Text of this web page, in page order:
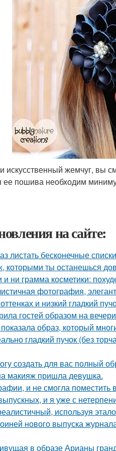
жемчуг, вы
ее пошива необходим
на сайте:
листать бесконечные
которыми ты останешься
и ни грамма косметики:
фотография,
и низкий гладкий
гостей образом на
образ, который
гладкий пучок (без
создать для вас полный
макияж пришла девушка.
и не смогла поместить
и я уже с
используя
нового выпуска
в образе Арианы